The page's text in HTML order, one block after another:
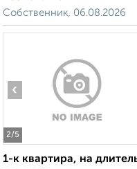
Собственник, 06.08.2026
2/5
‹
1-к квартира, на